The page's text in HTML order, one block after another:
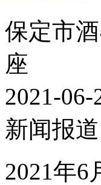
保定市
座
2021-
新闻报道
2021年6